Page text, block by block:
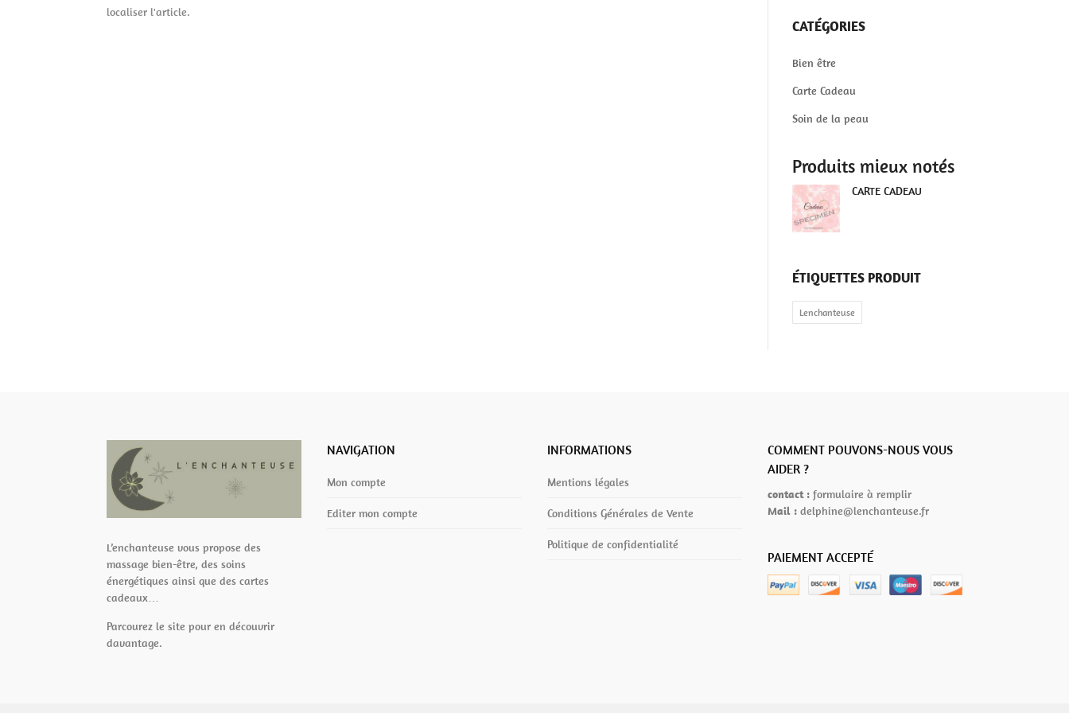
localiser l'article.
CATÉGORIES
Bien être
Carte Cadeau
Soin de la peau
Produits mieux notés
CARTE CADEAU
ÉTIQUETTES PRODUIT
Lenchanteuse
L’enchanteuse vous propose des
massage bien-être, des soins
énergétiques ainsi que des cartes
cadeaux…
Parcourez le site pour en découvrir
davantage.
NAVIGATION
Mon compte
Editer mon compte
INFORMATIONS
Mentions légales
Conditions Générales de Vente
Politique de confidentialité
COMMENT POUVONS-NOUS VOUS
AIDER ?
contact : formulaire à remplir
Mail :delphine@lenchanteuse.fr
PAIEMENT ACCEPTÉ